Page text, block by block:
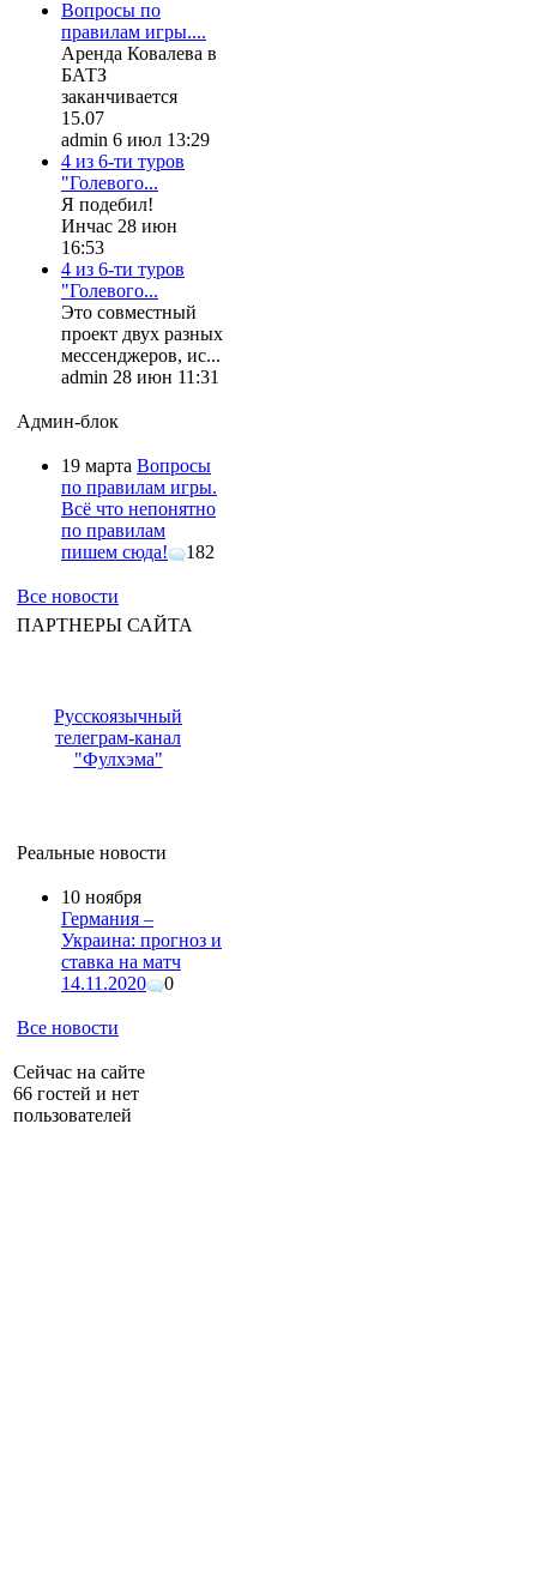
Вопросы по
правилам игры....
Аренда Ковалева в
БАТЗ
заканчивается
15.07
admin 6 июл 13:29
4 из 6-ти туров
"Голевого...
Я подебил!
Инчас 28 июн
16:53
4 из 6-ти туров
"Голевого...
Это совместный
проект двух разных
мессенджеров, ис...
admin 28 июн 11:31
Админ-блок
19 марта Вопросы
по правилам игры.
Всё что непонятно
по правилам
пишем сюда!
182
Все новости
ПАРТНЕРЫ САЙТА
Русскоязычный
телеграм-канал
"Фулхэма"
Реальные новости
10 ноября
Германия –
Украина: прогноз и
ставка на матч
14.11.2020
0
Все новости
Сейчас на сайте
66 гостей и нет
пользователей